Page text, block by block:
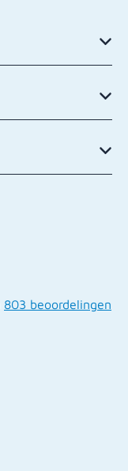
803 beoordelingen